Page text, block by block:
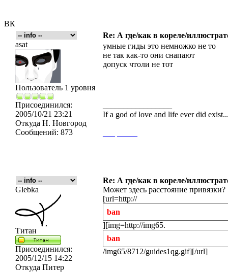
ВК
Re: А где/как в кореле/
asat
Пользователь 1 уровня
Присоединился:
2005/10/21 23:21
Откуда Н. Новгород
Сообщений: 873
умные гиды это немножко не то
не так как-то они снапают
допуск чтоли не тот
If a god of love and life ever did
Re: А где/как в кореле/
Glebka
Титан
Присоединился:
2005/12/15 14:22
Откуда Питер
Может здесь расстояние привязки?
[url=http://
ban
][img=http://img65.
ban
/img65/8712/guides1qg.gif][/url]